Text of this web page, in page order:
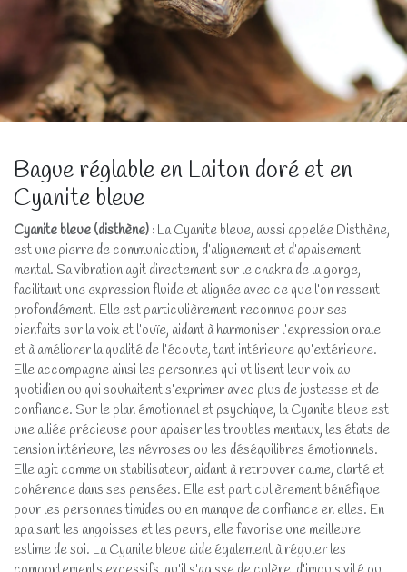
Bague réglable en Laiton doré et en
Cyanite bleue
Cyanite bleue (disthène) : La Cyanite bleue, aussi appelée Disthène,
est une pierre de communication, d’alignement et d’apaisement
mental. Sa vibration agit directement sur le chakra de la gorge,
facilitant une expression fluide et alignée avec ce que l’on ressent
profondément. Elle est particulièrement reconnue pour ses
bienfaits sur la voix et l’ouïe, aidant à harmoniser l’expression orale
et à améliorer la qualité de l’écoute, tant intérieure qu’extérieure.
Elle accompagne ainsi les personnes qui utilisent leur voix au
quotidien ou qui souhaitent s’exprimer avec plus de justesse et de
confiance. Sur le plan émotionnel et psychique, la Cyanite bleue est
une alliée précieuse pour apaiser les troubles mentaux, les états de
tension intérieure, les névroses ou les déséquilibres émotionnels.
Elle agit comme un stabilisateur, aidant à retrouver calme, clarté et
cohérence dans ses pensées. Elle est particulièrement bénéfique
pour les personnes timides ou en manque de confiance en elles. En
apaisant les angoisses et les peurs, elle favorise une meilleure
estime de soi. La Cyanite bleue aide également à réguler les